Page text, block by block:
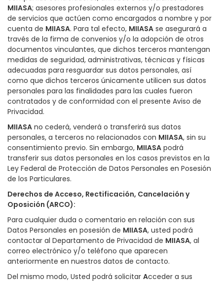
MIIASA; asesores profesionales externos y/o prestadores
de servicios que actúen como encargados a nombre y por
cuenta de MIIASA. Para tal efecto, MIIASA se asegurará a
través de la firma de convenios y/o la adopción de otros
documentos vinculantes, que dichos terceros mantengan
medidas de seguridad, administrativas, técnicas y físicas
adecuadas para resguardar sus datos personales, así
como que dichos terceros únicamente utilicen sus datos
personales para las finalidades para las cuales fueron
contratados y de conformidad con el presente Aviso de
Privacidad.
MIIASA no cederá, venderá o transferirá sus datos
personales, a terceros no relacionados con MIIASA, sin su
consentimiento previo. Sin embargo, MIIASA podrá
transferir sus datos personales en los casos previstos en la
Ley Federal de Protección de Datos Personales en Posesión
de los Particulares.
Derechos de Acceso, Rectificación, Cancelación y
Oposición (ARCO):
Para cualquier duda o comentario en relación con sus
Datos Personales en posesión de MIIASA, usted podrá
contactar al Departamento de Privacidad de MIIASA, al
correo electrónico y/o teléfono que aparecen
anteriormente en nuestros datos de contacto.
Del mismo modo, Usted podrá solicitar Acceder a sus